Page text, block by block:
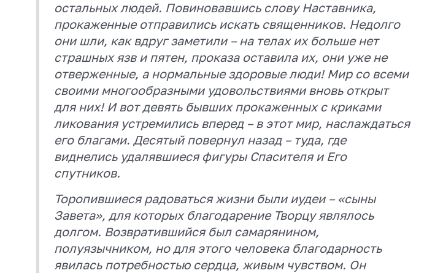
остальных людей. Повиновавшись слову Наставника,
прокаженные отправились искать священников. Недолго
они шли, как вдруг заметили – на телах их больше нет
страшных язв и пятен, проказа оставила их, они уже не
отверженные, а нормальные здоровые люди! Мир со всеми
своими многообразными удовольствиями вновь открыт
для них! И вот девять бывших прокаженных с криками
ликования устремились вперед – в этот мир, наслаждаться
его благами. Десятый повернул назад – туда, где
виднелись удалявшиеся фигуры Спасителя и Его
спутников.
Торопившиеся радоваться жизни были иудеи – «сыны
Завета», для которых благодарение Творцу являлось
долгом. Возвратившийся был самарянином,
полуязычником, но для этого человека благодарность
явилась потребностью сердца, живым чувством. Он